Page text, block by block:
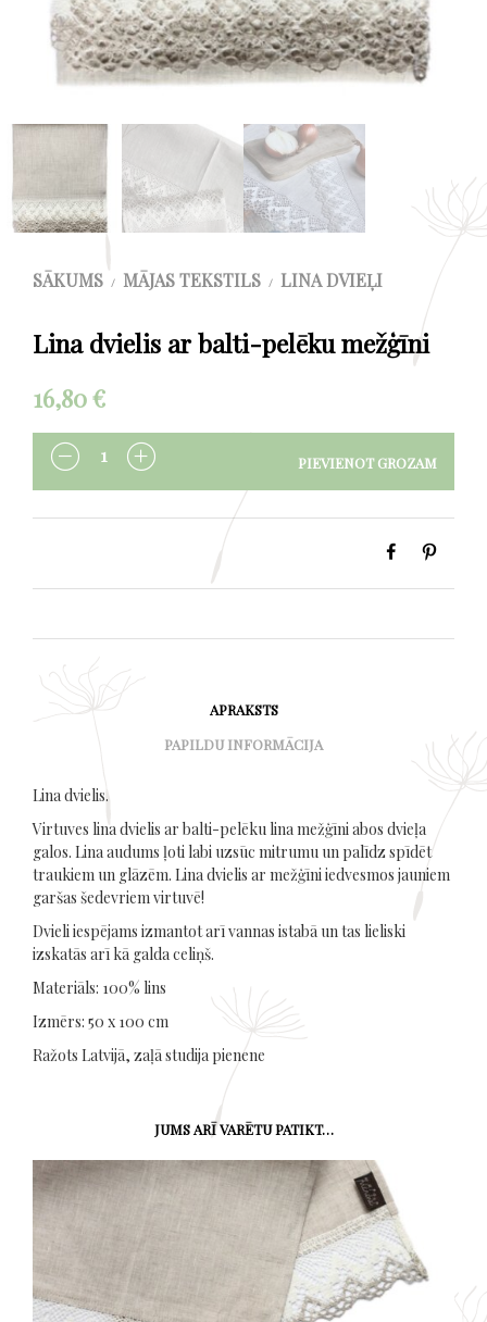
SĀKUMS / MĀJAS TEKSTILS / LINA DVIEĻI
Lina dvielis ar balti-pelēku mežģīni
16,80€
DAUDZUMS PIEVIENOT GROZAM
APRAKSTS
PAPILDU INFORMĀCIJA
Lina dvielis.
Virtuves lina dvielis ar balti-pelēku lina mežģīni abos dvieļa
galos. Lina audums ļoti labi uzsūc mitrumu un palīdz spīdēt
traukiem un glāzēm. Lina dvielis ar mežģīni iedvesmos jauniem
garšas šedevriem virtuvē!
Dvieli iespējams izmantot arī vannas istabā un tas lieliski
izskatās arī kā galda celiņš.
Materiāls: 100% lins
Izmērs: 50 x 100 cm
Ražots Latvijā, zaļā studija pienene
JUMS ARĪ VARĒTU PATIKT…